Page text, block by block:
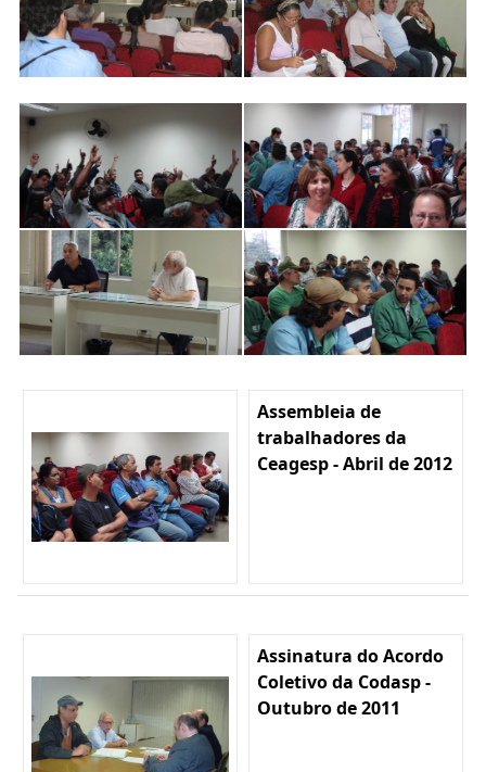
Assembleia de
trabalhadores da
Ceagesp - Abril de 2012
Assinatura do Acordo
Coletivo da Codasp -
Outubro de 2011